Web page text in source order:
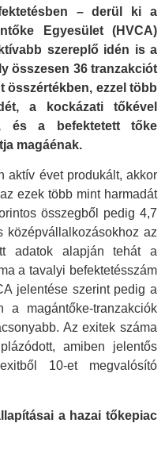
– derül ki a
Egyesület (HVCA)
szereplő idén is a
összesen 36 tranzakciót
összértékben, ezzel több
a kockázati tőkével
és a befektetett tőke
magáénak.
aktív évet produkált, akkor
ezek több mint harmadát
összegből pedig 4,7
az
adatok alapján tehát a
a tavalyi befektetésszám
jelentése szerint pedig a
a magántőke-tranzakciók
Az exitek száma
amiben jelentős
10-et megvalósító
a hazai tőkepiac